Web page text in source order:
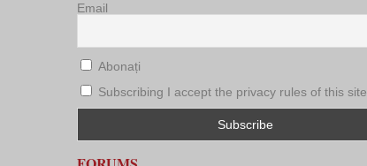
Email
Abonați
Subscribing I accept the privacy rules of this site